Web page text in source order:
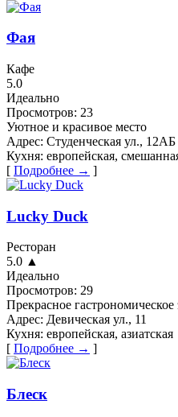
Фая
Кафе
5.0
Идеально
Просмотров: 23
Уютное и красивое место
Адрес: Студенческая ул., 12АБ
Кухня: европейская,
[ Подробнее → ]
Lucky Duck
Ресторан
5.0 ▲
Идеально
Просмотров: 29
Прекрасное гастрономическое
Адрес: Девическая ул., 11
Кухня: европейская, азиатская
[ Подробнее → ]
Блеск